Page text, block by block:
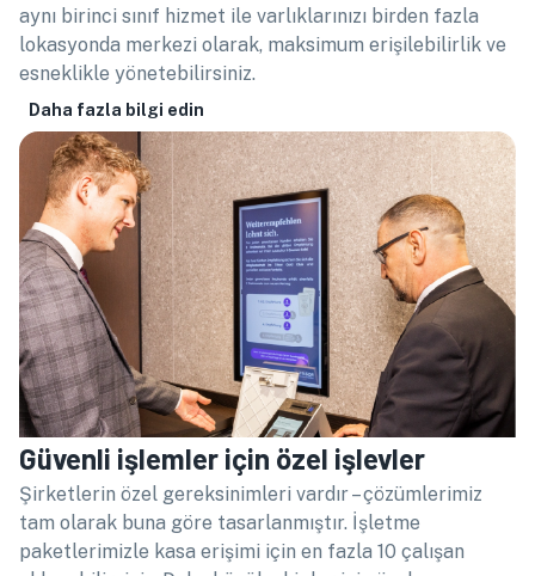
aynı birinci sınıf hizmet ile varlıklarınızı birden fazla
lokasyonda merkezi olarak, maksimum erişilebilirlik ve
esneklikle yönetebilirsiniz.
Daha fazla bilgi edin
Güvenli işlemler için özel işlevler
Şirketlerin özel gereksinimleri vardır – çözümlerimiz
tam olarak buna göre tasarlanmıştır. İşletme
paketlerimizle kasa erişimi için en fazla 10 çalışan